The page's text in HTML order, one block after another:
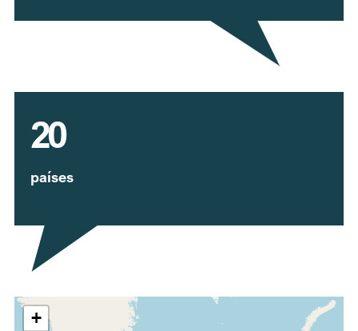
20
países
+
Expandir mapa